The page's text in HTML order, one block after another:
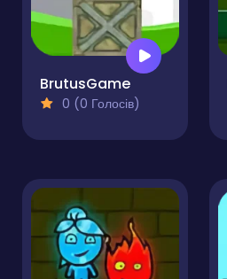
BrutusGame
0 (0 Голосів)